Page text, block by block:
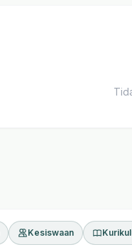
Kesiswaan